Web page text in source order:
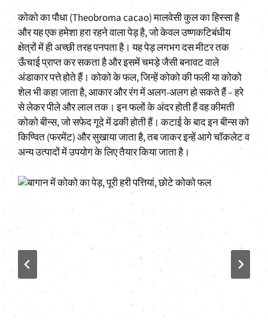
कोको का पौधा (Theobroma cacao) मालवेसी कुल का हिस्सा है
और यह एक हमेशा हरा रहने वाला पेड़ है, जो केवल उष्णकटिबंधीय
क्षेत्रों में ही अच्छी तरह पनपता है। यह पेड़ लगभग दस मीटर तक
ऊँचाई प्राप्त कर सकता है और इसमें चमड़े जैसी बनावट वाले
अंडाकार पत्ते होते हैं। कोको के फल, जिन्हें कोको की फली या कोको
शेल भी कहा जाता है, आकार और रंग में अलग-अलग हो सकते हैं – हरे
से लेकर पीले और लाल तक। इन फलों के अंदर होती हैं वह कीमती
कोको बीन्स, जो सफेद गूदे में ढकी होती हैं। कटाई के बाद इन बीन्स को
किण्वित (फरमेंट) और सुखाया जाता है, तब जाकर इन्हें आगे चॉकलेट व
अन्य उत्पादों में उपयोग के लिए तैयार किया जाता है।